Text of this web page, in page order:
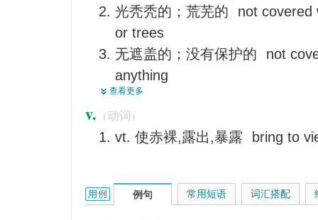
光秃秃的；荒芜的
not covered
or trees
无遮盖的；没有保护的
not
anything
空的
仅够的；最基本的；最简单的
or simple
查看更多
v. (动词)
vt. 使赤裸,露出,暴露 bring to
bare的用法和样例：
例句 常用短语 词汇搭配